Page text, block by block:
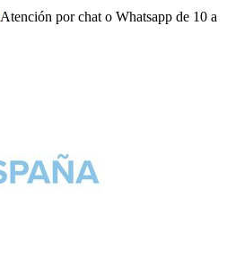
Atención por chat o Whatsapp de 10 a